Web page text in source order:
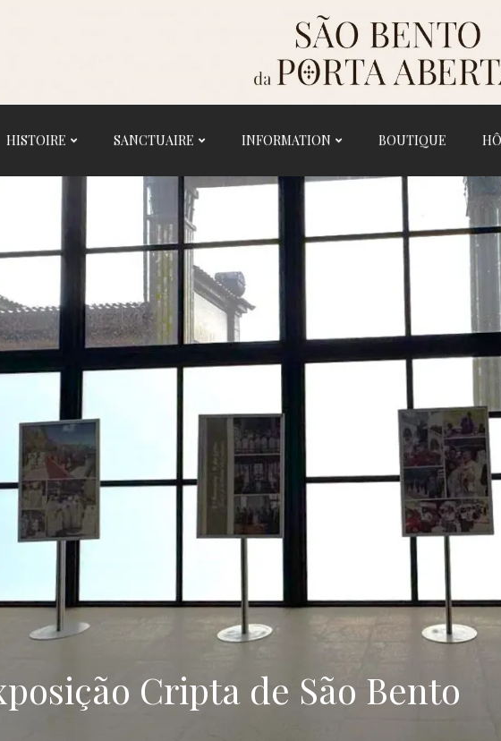
HISTOIRE SANCTUAIRE INFORMATION BOUTIQUE
ACCUEIL
HISTOIRE
SANCTUAIRE
INFORMATION
BOUTIQUE
HÔTEL
RESTAURANT
Cripta de São Bento